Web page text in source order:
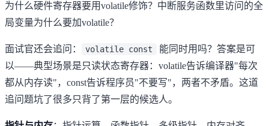
为什么硬件寄存器要用volatile修饰？中断服务函数里访问的全
局变量为什么要加volatile？
面试官还会追问： volatile const
能同时用吗？答案是可
以——典型场景是只读状态寄存器：volatile告诉编译器"每次
都从内存读"，const告诉程序员"不要写"，两者不矛盾。这道
追问题坑了很多只背了第一层的候选人。